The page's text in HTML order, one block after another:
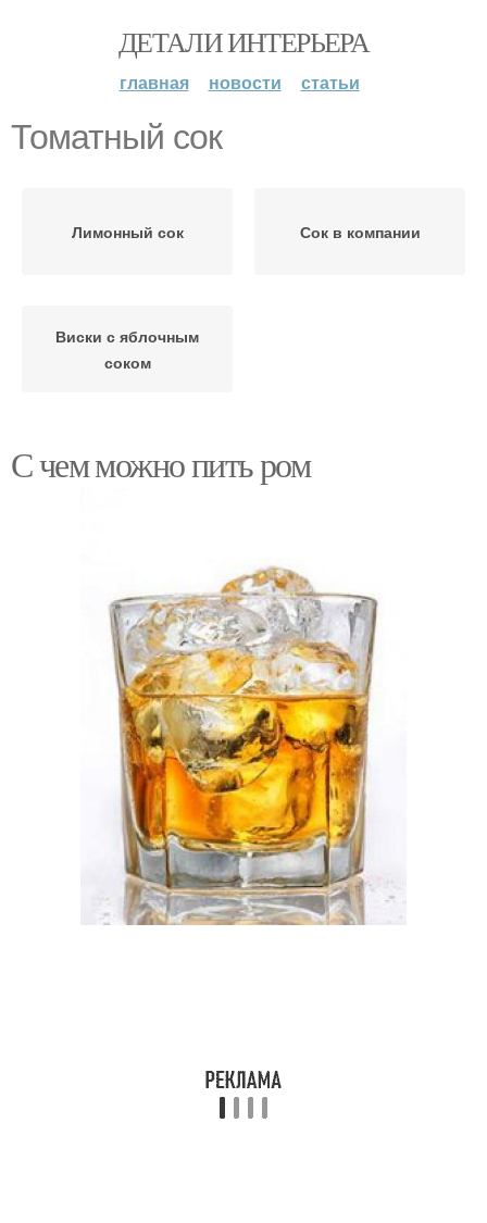
ДЕТАЛИ ИНТЕРЬЕРА
главная новости статьи
Томатный сок
Лимонный сок Сок в компании
Виски с яблочным
соком
С чем можно пить ром